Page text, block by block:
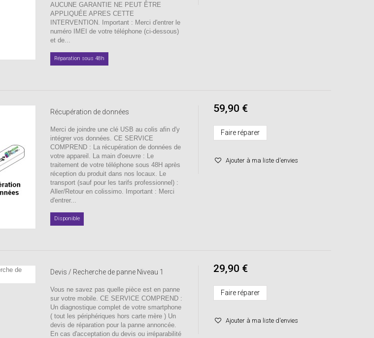
AUCUNE GARANTIE NE PEUT ÊTRE
APPLIQUÉE APRES CETTE
INTERVENTION. Important : Merci d'entrer le
numéro IMEI de votre téléphone (ci-dessous)
et de...
Réparation sous 48h
Récupération de données
Merci de joindre une clé USB au colis afin d'y
intégrer vos données. CE SERVICE
COMPREND : La récupération de données de
votre appareil. La main d'oeuvre : Le
traitement de votre téléphone sous 48H après
réception du produit dans nos locaux. Le
transport (sauf pour les tarifs professionnel) :
Aller/Retour en colissimo. Important : Merci
d'entrer...
Disponible
59,90 €
Faire réparer
Ajouter à ma liste d'envies
Devis / Recherche de panne Niveau 1
Vous ne savez pas quelle pièce est en panne
sur votre mobile. CE SERVICE COMPREND :
Un diagnostique complet de votre smartphone
( tout les périphériques hors carte mère ) Un
devis de réparation pour la panne annoncée.
En cas d'acceptation du devis ou irréparabilité
29,90 €
Faire réparer
Ajouter à ma liste d'envies